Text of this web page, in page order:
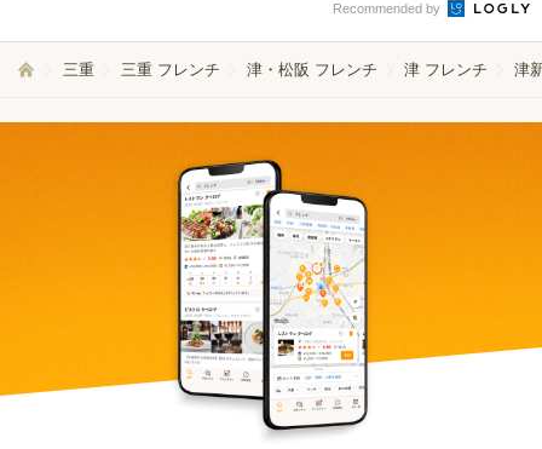
Recommended by
三重 三重 フレンチ 津・松阪 フレンチ 津 フレンチ 津